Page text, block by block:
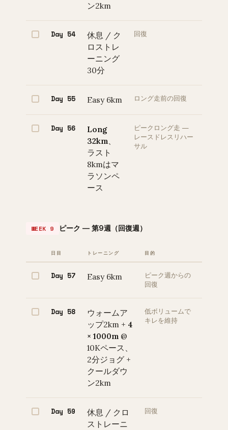
ン2km
Day 54
休息 / ク
ロストレ
ーニング
30分
回復
Day 55 Easy 6km ロング走前の回復
Day 56
Long
32km、
ラスト
8kmはマ
ラソンペ
ース
ピークロング走 —
レースドレスリハー
サル
WEEK 9 ピーク — 第9週（回復週）
日目 トレーニング 目的
Day 57 Easy 6km
ピーク週からの
回復
Day 58
ウォームア
ップ2km + 4
× 1000m @
10Kペース、
2分ジョグ +
クールダウ
ン2km
低ボリュームで
キレを維持
Day 59
休息 / クロ
ストレーニ
回復